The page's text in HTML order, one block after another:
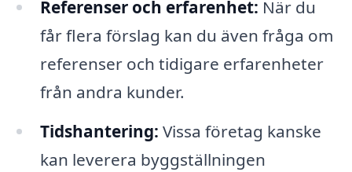
Referenser och erfarenhet: När du
får flera förslag kan du även fråga om
referenser och tidigare erfarenheter
från andra kunder.
Tidshantering: Vissa företag kanske
kan leverera byggställningen